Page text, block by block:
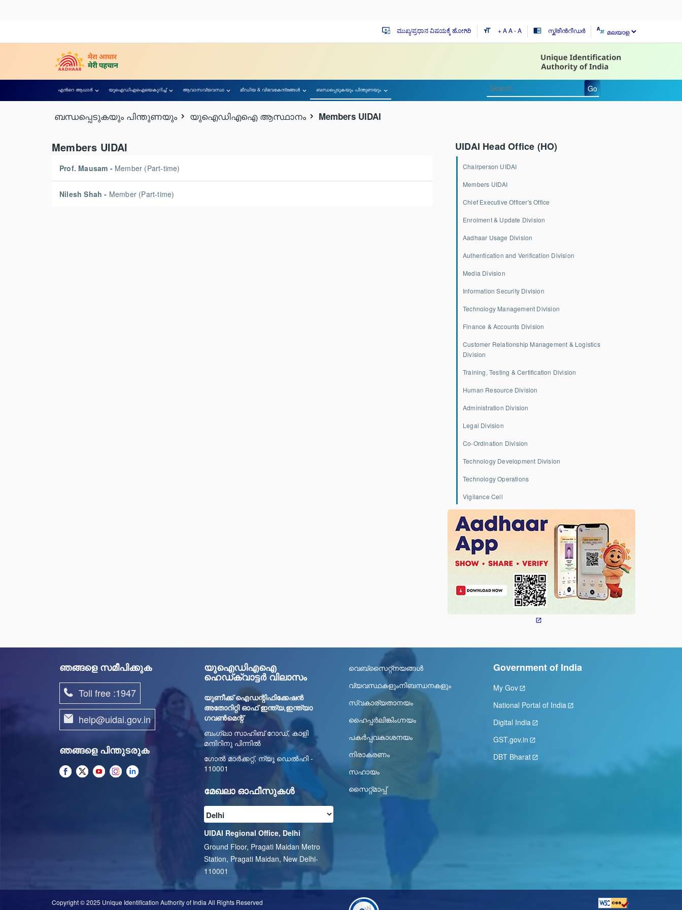
important_devices ಮುಖ್ಯ/ಪ್ರಧಾನ ವಿಷಯಕ್ಕೆ ಹೋಗಿರಿ format_size + AA- A chrome_reader_mode സ്ക്രീൻറീഡർ
എന്‍റെ ആധാര്‍ യുഐഡിഎഐയെകുറിച്ച് ആവാസവ്യവസ്ഥ മീഡിയ & വിഭവകേന്ദ്രങ്ങള്‍ ബന്ധപ്പെടുകയും പിന്തുണയും Go
ബന്ധപ്പെടുകയും പിന്തുണയും യുഐഡിഎഐ ആസ്ഥാനം Members UIDAI
Members UIDAI
Prof. Mausam - Member (Part-time)
Nilesh Shah - Member (Part-time)
UIDAI Head Office (HO)
Chairperson UIDAI
Members UIDAI
Chief Executive Officer's Office
Enrolment & Update Division
Aadhaar Usage Division
Authentication and Verification Division
Media Division
Information Security Division
Technology Management Division
Finance & Accounts Division
Customer Relationship Management & Logistics
Division
Training, Testing & Certification Division
Human Resource Division
Administration Division
Legal Division
Co-Ordination Division
Technology Development Division
Technology Operations
Vigilance Cell
ഞങ്ങളെ സമീപിക്കുക
Toll free :1947
help@uidai.gov.in
ഞങ്ങളെ പിന്തുടരുക
യുഐഡിഎഐ
ഹെഡ്ക്വാട്ടർ വിലാസം
യുണീക്ക് ഐഡന്റിഫിക്കേഷൻ
അതോറിറ്റി ഓഫ് ഇന്ത്യ,ഇന്ത്യാ
ഗവൺമെന്റ്
ബംഗ്ലാ സാഹിബ് റോഡ്, കാളി
മന്ദിറിനു പിന്നിൽ
ഗോൽ മാർക്കറ്റ്, ന്യൂ ഡെൽഹി -
110001
മേഖലാ ഓഫീസുകൾ
UIDAI Regional Office, Delhi
Ground Floor, Pragati Maidan Metro
Station, Pragati Maidan, New Delhi-
110001
വെബ്സൈറ്റ്നയങ്ങള്‍
വ്യവസ്ഥകളുംനിബന്ധനകളും
സ്വകാര്യതാനയം
ഹൈപ്പര്‍ലിങ്കിംഗ്നയം
പകർപ്പവകാശനയം
നിരാകരണം
സഹായം
സൈറ്റ്മാപ്പ്
Government of India
My Gov
National Portal of India
Digital India
GST.gov.in
DBT Bharat
Copyright © 2025 Unique Identification Authority of India All Rights Reserved